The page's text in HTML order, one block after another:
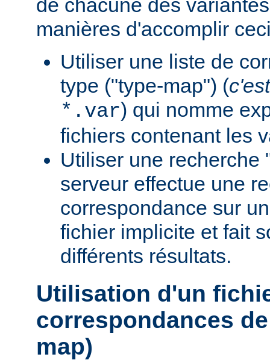
de chacune des
manières d'accomplir
Utiliser une liste de
type ("type-map") (
*.var) qui nomme
fichiers contenant les
Utiliser une recherche
serveur effectue une
correspondance sur
fichier implicite et fait
différents résultats.
Utilisation d'un
correspondances
map)